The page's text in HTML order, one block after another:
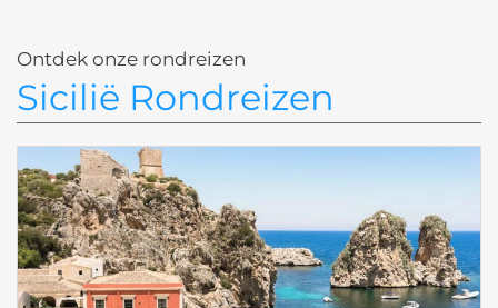
Ontdek onze rondreizen
Sicilië Rondreizen